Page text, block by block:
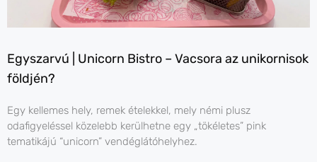
Egyszarvú | Unicorn Bistro – Vacsora az unikornisok
földjén?
Egy kellemes hely, remek ételekkel, mely némi plusz
odafigyeléssel közelebb kerülhetne egy „tökéletes” pink
tematikájú “unicorn” vendéglátóhelyhez.